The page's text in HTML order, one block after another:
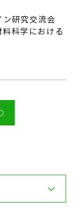
研究交流会
科学における